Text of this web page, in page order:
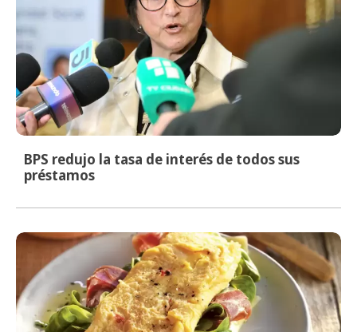
BPS redujo la tasa de interés de todos sus
préstamos